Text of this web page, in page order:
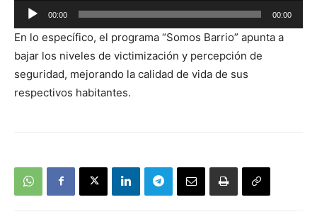
Reproductor
de
audio
00:00 00:00
En lo específico, el programa “Somos Barrio” apunta a
bajar los niveles de victimización y percepción de
seguridad, mejorando la calidad de vida de sus
respectivos habitantes.